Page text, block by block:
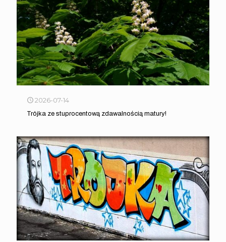
2026-07-14
Trójka ze stuprocentową zdawalnością matury!